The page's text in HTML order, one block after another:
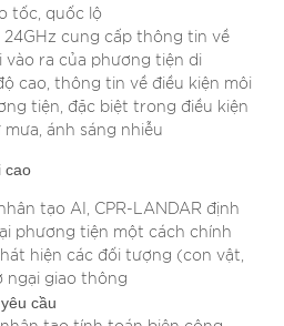
tốc, quốc lộ
24GHz cung cấp thông tin về
vào ra của phương tiện di
cao, thông tin về điều kiện môi
tiện, đặc biệt trong điều kiện
ánh sáng nhiễu
cao
tạo AI, CPR-LANDAR định
phương tiện một cách chính
hiện các đối tượng (con vật,
ngại giao thông
cầu